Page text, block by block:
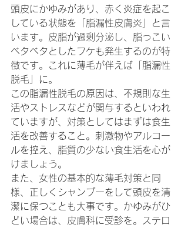
頭皮にかゆみがあり、赤く炎症を起こ
している状態を「脂漏性皮膚炎」と言
います。皮脂が過剰分泌し、脂っこい
ベタベタとしたフケも発生するのが特
徴です。これに薄毛が伴えば「脂漏性
脱毛」に。
この脂漏性脱毛の原因は、不規則な生
活やストレスなどが関与するといわれ
ていますが、対策としてはまずは食生
活を改善すること。刺激物やアルコー
ルを控え、脂質の少ない食生活を心が
けましょう。
また、女性の基本的な薄毛対策と同
様、正しくシャンプーをして頭皮を清
潔に保つことも大事です。かゆみがひ
どい場合は、皮膚科に受診を。ステロ